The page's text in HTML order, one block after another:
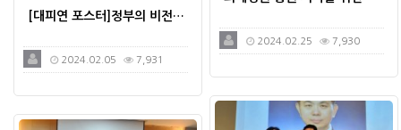
2024.02.25 7,930
[대피연 포스터]정부의 비전…
2024.02.05 7,931